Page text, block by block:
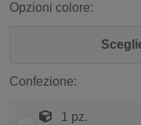
Opzioni colore:
Confezione:
1 pz.